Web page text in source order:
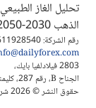
رقم الشركة: 611928540
2803 فيلادلفيا بايك،
الجناح B، رقم 287، كليمنت، ديلاوير 19703، الولايات المتحدة الأمريكية
حقوق النشر © 2026 شركة DailyForex LTD
تحليل الغاز الطبيعي
الذهب 2030-2050